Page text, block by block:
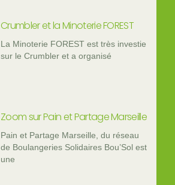
Crumbler et la Minoterie FOREST
La Minoterie FOREST est très investie
sur le Crumbler et a organisé
Zoom sur Pain et Partage Marseille
Pain et Partage Marseille, du réseau
de Boulangeries Solidaires Bou’Sol est
une